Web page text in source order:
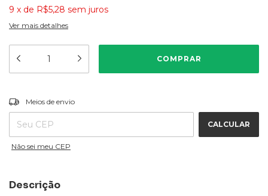
9 x de R$5,28 sem juros
Ver mais detalhes
Entregas para o CEP:
Meios de envio
CALCULAR
Não sei meu CEP
Descrição